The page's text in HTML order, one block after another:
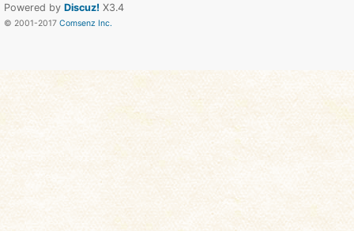
Powered by Discuz! X3.4
© 2001-2017 Comsenz Inc.